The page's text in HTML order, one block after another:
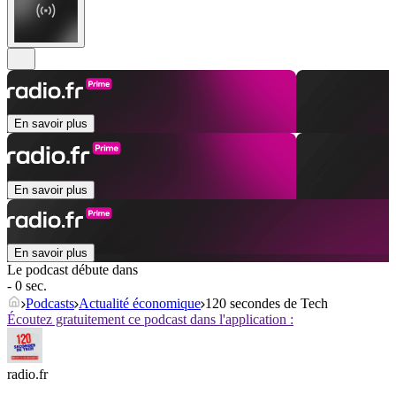
En savoir plus
En savoir plus
En savoir plus
Le podcast débute dans
- 0 sec.
Podcasts Actualité économique 120 secondes de Tech
Écoutez gratuitement ce podcast dans l'application :
radio.fr